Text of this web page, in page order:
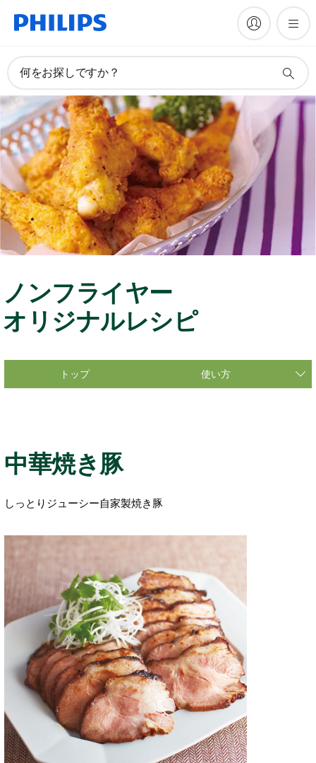
何をお探しですか？
ノンフライヤー
オリジナルレシピ
トップ 使い方
中華焼き豚
しっとりジューシー自家製焼き豚